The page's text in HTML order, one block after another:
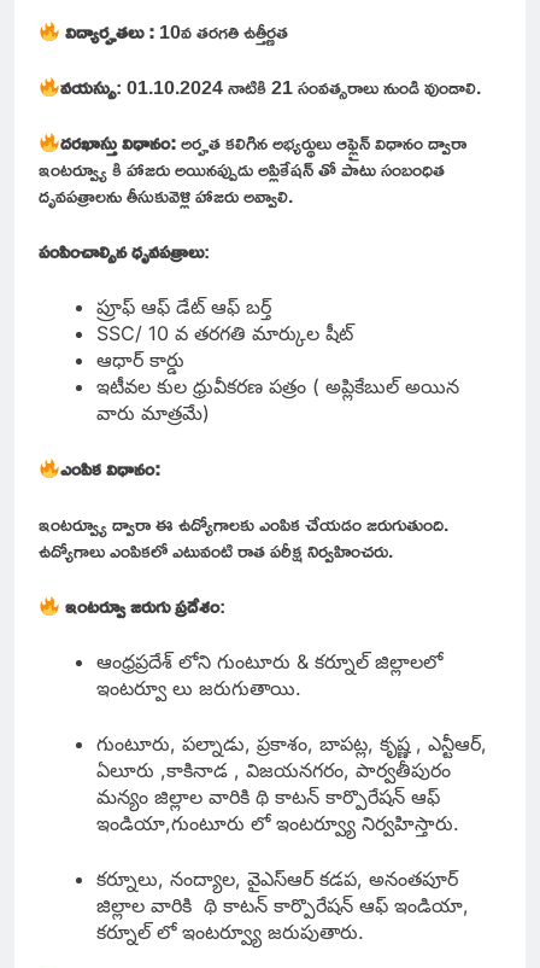
విద్యార్హతలు :10వ తరగతి ఉత్తీర్ణత
వయస్సు: 01.10.2024 నాటికి 21 సంవత్సరాలు నుండి వుండాలి.
దరఖాస్తు విధానం:అర్హత కలిగిన అభ్యర్థులు ఆఫ్లైన్ విధానం ద్వారా
ఇంటర్వ్యూ కి హాజరు అయినప్పుడు అప్లికేషన్ తో పాటు సంబంధిత
దృవపత్రాలను తీసుకువెళ్లి హాజరు అవ్వాలి.
పంపించాల్సిన ధృవపత్రాలు:
ప్రూఫ్ ఆఫ్ డేట్ ఆఫ్ బర్త్
SSC/ 10 వ తరగతి మార్కుల షీట్
ఆధార్ కార్డు
ఇటీవల కుల ధ్రువీకరణ పత్రం ( అప్లికేబుల్ అయిన
వారు మాత్రమే)
ఎంపిక విధానం:
ఇంటర్వ్యూ ద్వారా ఈ ఉద్యోగాలకు ఎంపిక చేయడం జరుగుతుంది.
ఉద్యోగాలు ఎంపికలో ఎటువంటి రాత పరీక్ష నిర్వహించరు.
ఇంటర్వూ జరుగు ప్రదేశం:
ఆంధ్రప్రదేశ్ లోని గుంటూరు & కర్నూల్ జిల్లాలలో
ఇంటర్వూ లు జరుగుతాయి.
గుంటూరు, పల్నాడు, ప్రకాశం, బాపట్ల, కృష్ణ , ఎన్టీఆర్,
ఏలూరు ,కాకినాడ , విజయనగరం, పార్వతీపురం
మన్యం జిల్లాల వారికి థి కాటన్ కార్పొరేషన్ ఆఫ్
ఇండియా,గుంటూరు లో ఇంటర్వ్యూ నిర్వహిస్తారు.
కర్నూలు, నంద్యాల, వైఎస్ఆర్ కడప, అనంతపూర్
జిల్లాల వారికి థి కాటన్ కార్పొరేషన్ ఆఫ్ ఇండియా,
కర్నూల్ లో ఇంటర్వ్యూ జరుపుతారు.